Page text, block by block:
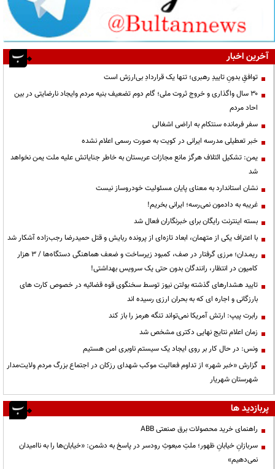
آخرین اخبار
توافقِ بدونِ تاییدِ رهبری؛ تنها یک قراردادِ بی‌ارزش است
۳۰ سال واگذاری و خروج ثروت ملی؛ گام دوم تضعیف بنیه مردم وایجاد نارضایتی در بین
احاد مردم
سفر فرمانده سنتکام به اراضی اشغالی
خبر تعطیلی مدرسه ایرانی در کویت به صورت رسمی اعلام نشده
یمن: تشکیل ائتلاف هرگز مانع مجازات عربستان به خاطر جنایاتش علیه ملت یمن نخواهد
شد
نشان استاندارد به معنای پایان مسئولیت خودروساز نیست
غریبه به دادمون نمی‌رسه؛ ایرانی بخریم!
بسته اینترنت رایگان برای خبرنگاران فعال شد
با اعتراف یکی از متهمان، ابعاد تازه‌ای از پرونده ربایش و قتل حمیدرضا رجب‌زاده آشکار شد
ریمـدان؛ مرزی گرفتار در صف، کمبود زیرساخت و ضعف هماهنگی دستگاه‌ها / ۳ هزار
کامیون در انتظار، رانندگان بدون حتی یک سرویس بهداشتی!
تایید هشدارهای گذشته بولتن نیوز توسط سخنگوی قوه قضائیه در خصوص کارت های
بارزگانی و اجاره ای که به بحران ارزی رسیده اند
رابرت پیپ: ارتش آمریکا نمی‌تواند تنگه هرمز را باز کند
زمان اعلام نتایج نهایی دکتری مشخص شد
ونس: در حال کار بر روی ایجاد یک سیستم ناوبری امن هستیم
گزارش «خبر شهر» از تداوم فعالیت موکب شهدای رزکان در اجتماع بزرگ مردم ولایت‌مدار
شهرستان شهریار
پربازدید ها
راهنمای خرید محصولات برق صنعتی ABB
سربازانِ خیابانِ ظهور؛ ملتِ مبعوثِ رودسر در پاسخ به دشمن: «خیابان‌ها را به ناامیدان
نمی‌دهیم»